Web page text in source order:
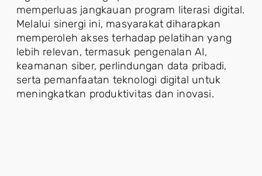
memperluas jangkauan program literasi digital.
Melalui sinergi ini, masyarakat diharapkan
memperoleh akses terhadap pelatihan yang
lebih relevan, termasuk pengenalan AI,
keamanan siber, perlindungan data pribadi,
serta pemanfaatan teknologi digital untuk
meningkatkan produktivitas dan inovasi.